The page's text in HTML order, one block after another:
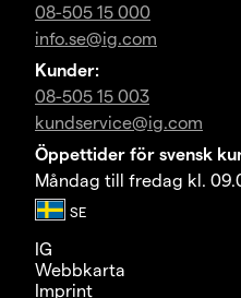
08-505 15 000
info.se@ig.com
Kunder:
08-505 15 003
kundservice@ig.com
Öppettider för svensk
Måndag till fredag kl.
IG
Webbkarta
Imprint